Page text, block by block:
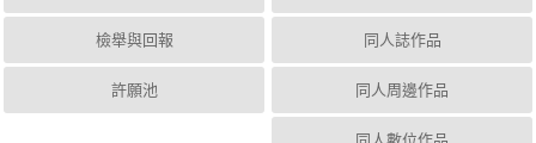
檢舉與回報
許願池
同人誌作品
同人周邊作品